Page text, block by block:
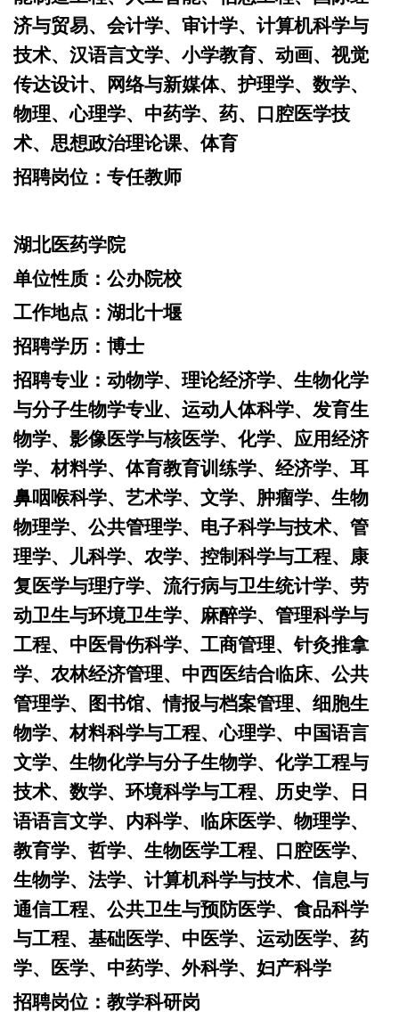
济与贸易、会计学、审计学、计算机科学与
技术、汉语言文学、小学教育、动画、视觉
传达设计、网络与新媒体、护理学、数学、
物理、心理学、中药学、药、口腔医学技
术、思想政治理论课、体育
招聘岗位： 专任教师
湖北医药学院
单位性质： 公办院校
工作地点： 湖北十堰
招聘学历： 博士
招聘专业： 动物学、理论经济学、生物化学
与分子生物学专业、运动人体科学、发育生
物学、影像医学与核医学、化学、应用经济
学、材料学、体育教育训练学、经济学、耳
鼻咽喉科学、艺术学、文学、肿瘤学、生物
物理学、公共管理学、电子科学与技术、管
理学、儿科学、农学、控制科学与工程、康
复医学与理疗学、流行病与卫生统计学、劳
动卫生与环境卫生学、麻醉学、管理科学与
工程、中医骨伤科学、工商管理、针灸推拿
学、农林经济管理、中西医结合临床、公共
管理学、图书馆、情报与档案管理、细胞生
物学、材料科学与工程、心理学、中国语言
文学、生物化学与分子生物学、化学工程与
技术、数学、环境科学与工程、历史学、日
语语言文学、内科学、临床医学、物理学、
教育学、哲学、生物医学工程、口腔医学、
生物学、法学、计算机科学与技术、信息与
通信工程、公共卫生与预防医学、食品科学
与工程、基础医学、中医学、运动医学、药
学、医学、中药学、外科学、妇产科学
招聘岗位： 教学科研岗